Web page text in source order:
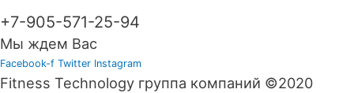
+7-905-571-25-94
Мы ждем Вас
Facebook-f Twitter Instagram
Fitness Technology группа компаний ©2020